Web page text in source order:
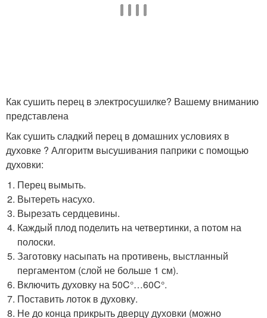
Как сушить перец в электросушилке? Вашему вниманию
представлена
Как сушить сладкий перец в домашних условиях в
духовке ? Алгоритм высушивания паприки с помощью
духовки:
Перец вымыть.
Вытереть насухо.
Вырезать сердцевины.
Каждый плод поделить на четвертинки, а потом на
полоски.
Заготовку насыпать на противень, выстланный
пергаментом (слой не больше 1 см).
Включить духовку на 50C°…60C°.
Поставить лоток в духовку.
Не до конца прикрыть дверцу духовки (можно